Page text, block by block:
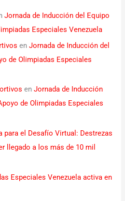
Jornada de Inducción del Equipo
Especiales Venezuela
enJornada de Inducción del
de Olimpiadas Especiales
enJornada de Inducción
de Olimpiadas Especiales
para el Desafío Virtual: Destrezas
llegado a los más de 10 mil
Especiales Venezuela activa en